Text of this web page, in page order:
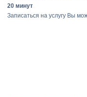
20 минут
Записаться на услугу Вы